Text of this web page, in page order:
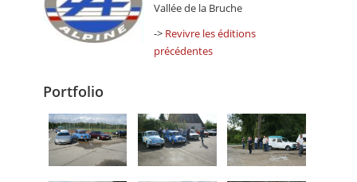
Vallée de la Bruche
-> Revivre les éditions
précédentes
Portfolio